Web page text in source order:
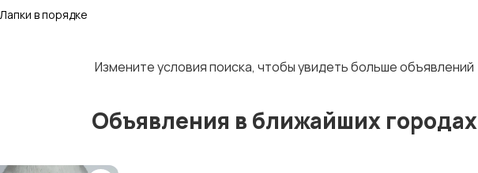
Лапки в порядке
Измените условия поиска, чтобы увидеть больше объявлений
Объявления в ближайших городах